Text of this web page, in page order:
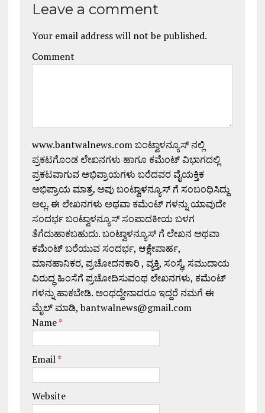
Leave a comment
Your email address will not be published.
Comment
www.bantwalnews.com ಬಂಟ್ವಾಳನ್ಯೂಸ್ ನಲ್ಲಿ
ಪ್ರಕಟಗೊಂಡ ಲೇಖನಗಳು ಹಾಗೂ ಕಮೆಂಟ್ ವಿಭಾಗದಲ್ಲಿ
ಪ್ರಕಟವಾಗುವ ಅಭಿಪ್ರಾಯಗಳು ಬರೆದವರ ವೈಯಕ್ತಿಕ
ಅಭಿಪ್ರಾಯ ಮಾತ್ರ. ಅವು ಬಂಟ್ವಾಳನ್ಯೂಸ್ ಗೆ ಸಂಬಂಧಿಸಿದ್ದು
ಅಲ್ಲ. ಈ ಲೇಖನಗಳು ಅಥವಾ ಕಮೆಂಟ್ ಗಳನ್ನು ಯಾವುದೇ
ಸಂದರ್ಭ ಬಂಟ್ವಾಳನ್ಯೂಸ್ ಸಂಪಾದಕೀಯ ಬಳಗ
ತೆಗೆದುಹಾಕಬಹುದು. ಬಂಟ್ವಾಳನ್ಯೂಸ್ ಗೆ ಲೇಖನ ಅಥವಾ
ಕಮೆಂಟ್ ಬರೆಯುವ ಸಂದರ್ಭ, ಆಕ್ಷೇಪಾರ್ಹ,
ಮಾನಹಾನಿಕರ, ಪ್ರಚೋದನಕಾರಿ , ವ್ಯಕ್ತಿ, ಸಂಸ್ಥೆ, ಸಮುದಾಯ
ವಿರುದ್ಧ ಹಿಂಸೆಗೆ ಪ್ರಚೋದಿಸುವಂಥ ಲೇಖನಗಳು, ಕಮೆಂಟ್
ಗಳನ್ನು ಹಾಕಬೇಡಿ. ಅಂಥದ್ದೇನಾದರೂ ಇದ್ದರೆ ನಮಗೆ ಈ
ಮೈಲ್ ಮಾಡಿ, bantwalnews@gmail.com
Name*
Email*
Website